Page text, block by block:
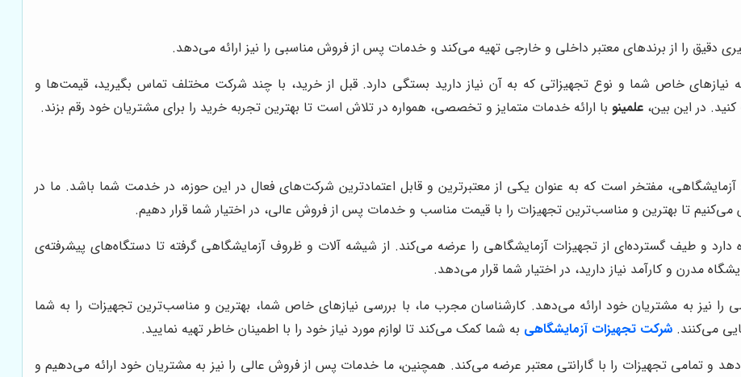
دقیق را از برندهای معتبر داخلی و خارجی تهیه می‌کند و خدمات پس از فروش مناسبی را نیز ارائه می‌دهد.
خاص شما و نوع تجهیزاتی که به آن نیاز دارید بستگی دارد. قبل از خرید، با چند شرکت مختلف تماس بگیرید، قیمت‌ها و
در این بین، علمینوبا ارائه خدمات متمایز و تخصصی، همواره در تلاش است تا بهترین تجربه خرید را برای مشتریان خود رقم بزند.
مفتخر است که به عنوان یکی از معتبرترین و قابل اعتمادترین شرکت‌های فعال در این حوزه، در خدمت شما باشد. ما در
می‌کنیم تا بهترین و مناسب‌ترین تجهیزات را با قیمت مناسب و خدمات پس از فروش عالی، در اختیار شما قرار دهیم.
دارد و طیف گسترده‌ای از تجهیزات آزمایشگاهی را عرضه می‌کند. از شیشه آلات و ظروف آزمایشگاهی گرفته تا دستگاه‌های پیشرفته‌ی
مدرن و کارآمد نیاز دارید، در اختیار شما قرار می‌دهد.
نیز به مشتریان خود ارائه می‌دهد. کارشناسان مجرب ما، با بررسی نیازهای خاص شما، بهترین و مناسب‌ترین تجهیزات را به شما
می‌کنند. شرکت تجهیزات آزمایشگاهی به شما کمک می‌کند تا لوازم مورد نیاز خود را با اطمینان خاطر تهیه نمایید.
و تمامی تجهیزات را با گارانتی معتبر عرضه می‌کند. همچنین، ما خدمات پس از فروش عالی را نیز به مشتریان خود ارائه می‌دهیم و